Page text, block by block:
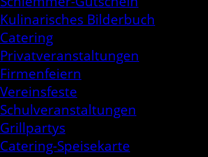
Kulinarisches Bilderbuch
Catering
Privatveranstaltungen
Firmenfeiern
Vereinsfeste
Schulveranstaltungen
Grillpartys
Catering-Speisekarte